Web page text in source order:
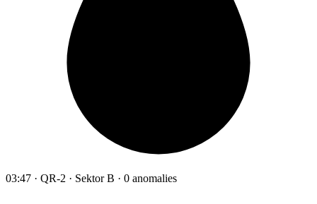
03:47 · QR-2 · Sektor B · 0 anomalies